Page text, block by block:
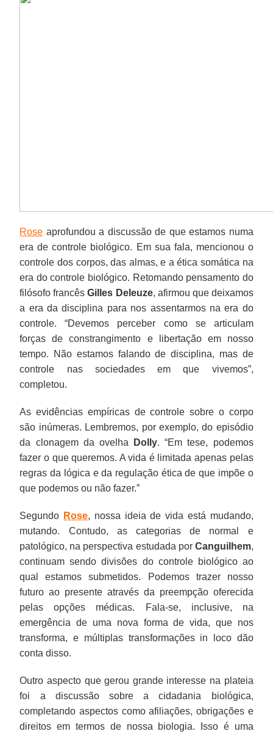
Rose aprofundou a discussão de que estamos numa
era de controle biológico. Em sua fala, mencionou o
controle dos corpos, das almas, e a ética somática na
era do controle biológico. Retomando pensamento do
filósofo francêsGilles Deleuze, afirmou que deixamos
a era da disciplina para nos assentarmos na era do
controle. “Devemos perceber como se articulam
forças de constrangimento e libertação em nosso
tempo. Não estamos falando de disciplina, mas de
controle nas sociedades em que vivemos”,
completou.
As evidências empíricas de controle sobre o corpo
são inúmeras. Lembremos, por exemplo, do episódio
da clonagem da ovelha
Dolly. “Em tese, podemos
fazer o que queremos. A vida é limitada apenas pelas
regras da lógica e da regulação ética de que impõe o
que podemos ou não fazer.”
Segundo Rose, nossa ideia de vida está mudando,
mutando. Contudo, as categorias de normal e
patológico, na perspectiva estudada por Canguilhem,
continuam sendo divisões do controle biológico ao
qual estamos submetidos. Podemos trazer nosso
futuro ao presente através da preempção oferecida
pelas opções médicas. Fala-se, inclusive, na
emergência de uma nova forma de vida, que nos
transforma, e múltiplas transformações in loco dão
conta disso.
Outro aspecto que gerou grande interesse na plateia
foi a discussão sobre a cidadania biológica,
completando aspectos como afiliações, obrigações e
direitos em termos de nossa biologia. Isso é uma